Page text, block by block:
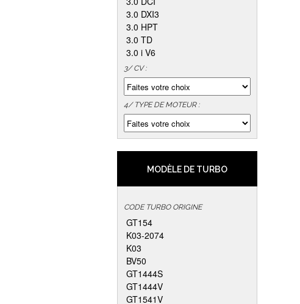
3.0 DXI3
3.0 HPT
3.0 TD
3.0 i V6
3/ CV :
4/ TYPE DE MOTEUR :
MODÈLE DE TURBO
CODE TURBO ORIGINE
GT154
K03-2074
K03
BV50
GT1444S
GT1444V
GT1541V